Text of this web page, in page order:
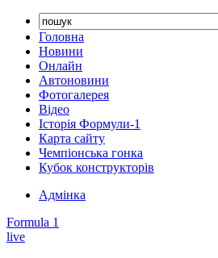
Головна
Новини
Онлайн
Автоновини
Фотогалерея
Відео
Історія Формули-1
Карта сайту
Чемпіонська гонка
Кубок конструкторів
Адмінка
Formula 1
live